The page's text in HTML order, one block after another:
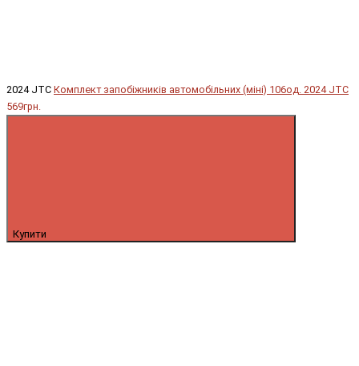
2024 JTC Комплект запобіжників автомобільних (міні) 106од. 2024 JTC
569грн.
Купити